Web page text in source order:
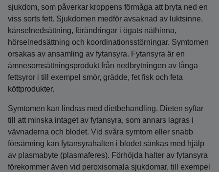
sjukdom, som påverkar kroppens förmåga att bryta ned en
viss sorts fett. Sjukdomen medför avsaknad av luktsinne,
känselnedsättning, förändringar i ögats näthinna,
hörselnedsättning och koordinationsstörningar. Symtomen
orsakas av ansamling av fytansyra. Fytansyra är en
ämnesomsättningsprodukt från nedbrytningen av långa
fettsyror i till exempel smör, grädde, fet fisk och feta
köttprodukter.
Symtomen kan lindras med dietbehandling. Dieten syftar
till att minska intaget av fytansyra, som annars lagras i
vävnaderna och blodet. Vid svåra symtom eller snabb
försämring kan fytansyrahalten i blodet sänkas med hjälp
av plasmabyte (plasmaferes). Förhöjda halter av fytansyra
förekommer även vid peroxisomala sjukdomar, till exempel